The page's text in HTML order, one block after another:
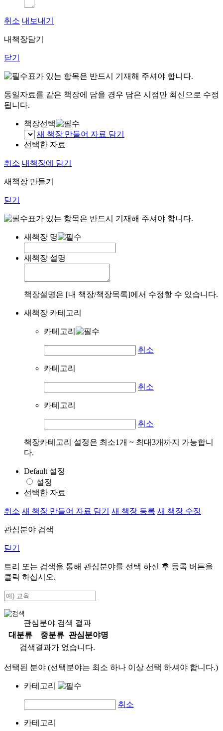
취소 내보내기
내책장담기
닫기
표가 있는 항목은 반드시 기재해 주셔야 합니다.
동일자료를 같은 책장에 담을 경우 담은 시점만 최신으로 수정
됩니다.
책장선택
새 책장 만들어 자료 담기
선택한 자료
취소 내책장에 담기
새책장 만들기
닫기
표가 있는 항목은 반드시 기재해 주셔야 합니다.
새책장 명
새책장 설명
책장설명은 [내 책장/책장목록]에서 수정할 수 있습니다.
새책장 카테고리
카테고리
취소
카테고리
취소
카테고리
취소
책장카테고리 설정은 최소1개 ~ 최대3개까지 가능합니
다.
Default 설정
설정
선택한 자료
취소 새 책장 만들어 자료 담기 새 책장 등록 새 책장 수정
관심분야 검색
닫기
트리 또는 검색을 통해 관심분야를 선택 하신 후 등록 버튼을
클릭 하십시오.
관심분야 검색 결과
대분류
중분류
관심분야명
검색결과가 없습니다.
선택된 분야 (선택분야는 최소 하나 이상 선택 하셔야 합니다.)
카테고리
취소
카테고리